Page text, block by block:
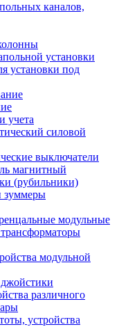
каналов,
установки
установки под
учета
силовой
выключатели
магнитный
(рубильники)
зуммеры
модульные
модульной
различного
устройства